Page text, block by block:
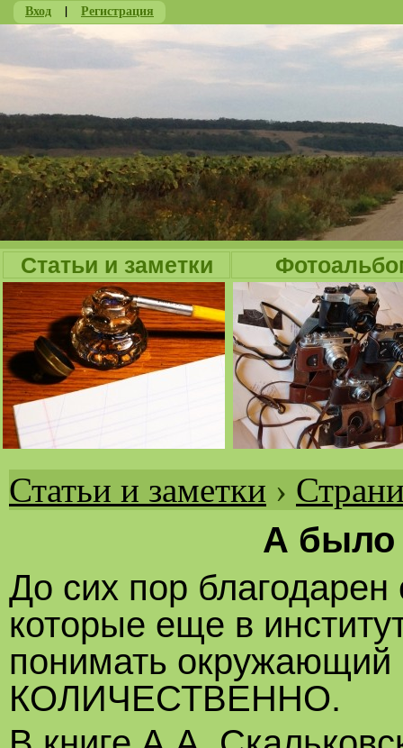
Вход | Регистрация
Статьи и заметки
Вы
Статьи и заметки ›
А было
До сих пор
которые еще в
понимать окружающий
КОЛИЧЕСТВЕННО.